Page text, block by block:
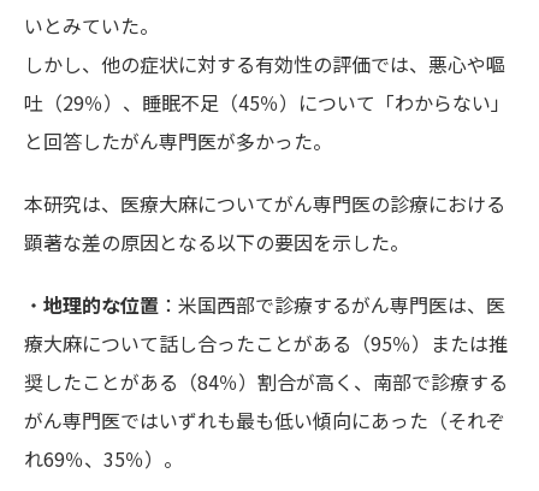
いとみていた。
しかし、他の症状に対する有効性の評価では、悪心や嘔
吐（29％）、睡眠不足（45％）について「わからない」
と回答したがん専門医が多かった。
本研究は、医療大麻についてがん専門医の診療における
顕著な差の原因となる以下の要因を示した。
・ 地理的な位置 ：米国西部で診療するがん専門医は、医
療大麻について話し合ったことがある（95％）または推
奨したことがある（84％）割合が高く、南部で診療する
がん専門医ではいずれも最も低い傾向にあった（それぞ
れ69％、35％）。